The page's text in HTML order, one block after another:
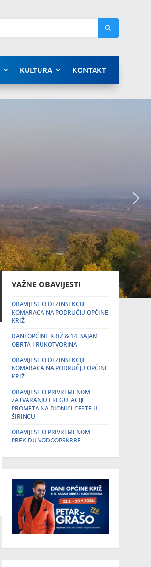
KULTURA KONTAKT
VAŽNE OBAVIJESTI
OBAVIJEST O DEZINSEKCIJI
KOMARACA NA PODRUČJU OPĆINE
KRIŽ
DANI OPĆINE KRIŽ & 14. SAJAM
OBRTA I RUKOTVORINA
OBAVIJEST O DEZINSEKCIJI
KOMARACA NA PODRUČJU OPĆINE
KRIŽ
OBAVIJEST O PRIVREMENOM
ZATVARANJU I REGULACIJI
PROMETA NA DIONICI CESTE U
ŠIRINCU
OBAVIJEST O PRIVREMENOM
PREKIDU VODOOPSKRBE